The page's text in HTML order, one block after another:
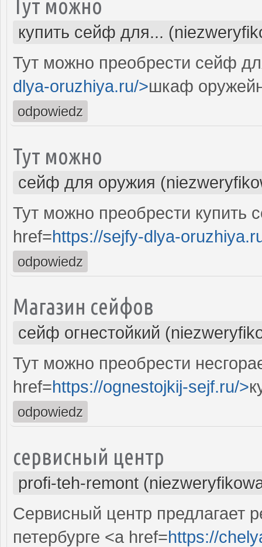
Тут можно
купить сейф для...
Тут можно преобрести сейф
dlya-oruzhiya.ru/>шкаф
odpowiedz
Тут можно
сейф для оружия
Тут можно преобрести купить
href=https://sejfy-dlya-
odpowiedz
Магазин сейфов
сейф огнестойкий
Тут можно преобрести
href=https://ognestojkij-sejf.ru/>
odpowiedz
сервисный центр
profi-teh-remont
Сервисный центр предлагает
петербурге <a href=https://